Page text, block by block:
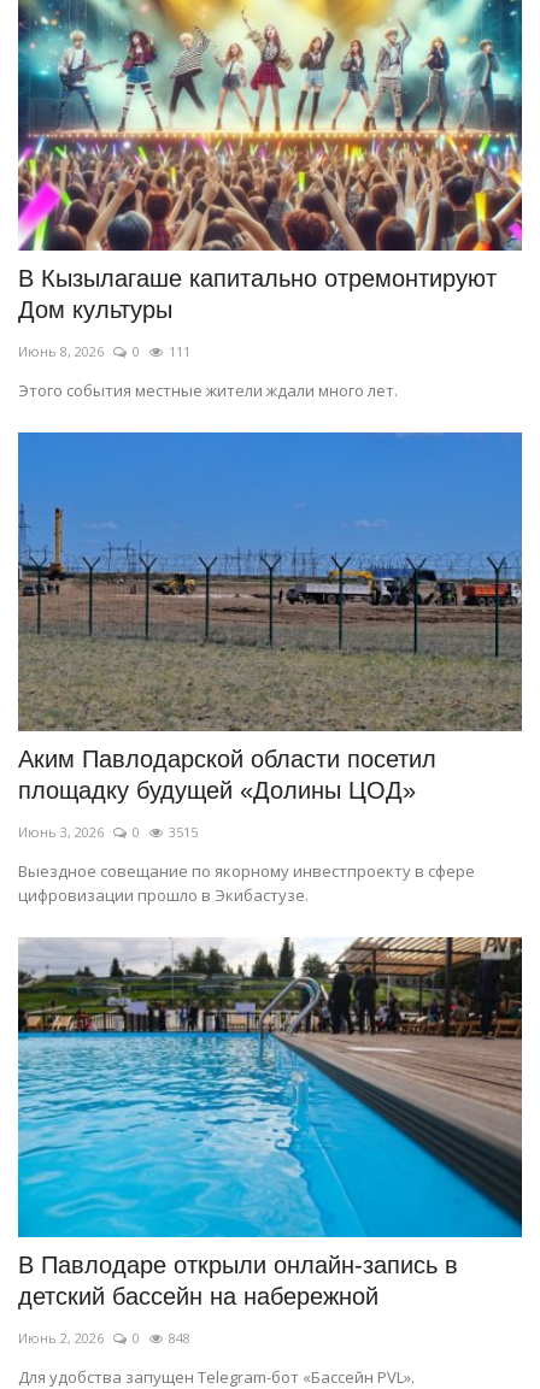
В Кызылагаше капитально отремонтируют
Дом культуры
Июнь 8, 2026 0 111
Этого события местные жители ждали много лет.
Аким Павлодарской области посетил
площадку будущей «Долины ЦОД»
Июнь 3, 2026 0 3515
Выездное совещание по якорному инвестпроекту в сфере
цифровизации прошло в Экибастузе.
В Павлодаре открыли онлайн-запись в
детский бассейн на набережной
Июнь 2, 2026 0 848
Для удобства запущен Telegram-бот «Бассейн PVL».